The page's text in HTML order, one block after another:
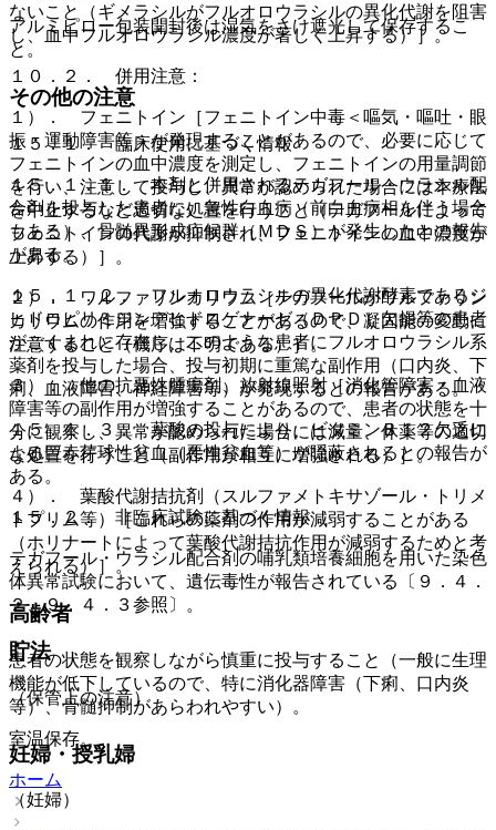
アルミピロー包装開封後は湿気をさけ遮光して保存するこ
と。
その他の注意
１５．１． 臨床使用に基づく情報
１５．１．１． 本剤と併用されるテガフール・ウラシル配
合剤を投与した患者に、急性白血病（前白血病相を伴う場合
もある）、骨髄異形成症候群（ＭＤＳ）が発生したとの報告
がある。
１５．１．２． フルオロウラシルの異化代謝酵素であるジ
ヒドロピリミジンデヒドロゲナーゼ（ＤＰＤ）欠損等の患者
がごくまれに存在し、このような患者にフルオロウラシル系
薬剤を投与した場合、投与初期に重篤な副作用（口内炎、下
痢、血液障害、神経障害等）が発現するとの報告がある。
１５．１．３． 葉酸の投与により、ビタミンＢ１２欠乏に
よる巨赤芽球性貧血（悪性貧血等）が隠蔽されるとの報告が
ある。
１５．２． 非臨床試験に基づく情報
テガフール・ウラシル配合剤の哺乳類培養細胞を用いた染色
体異常試験において、遺伝毒性が報告されている〔９．４．
２、９．４．３参照〕。
貯法
（保管上の注意）
室温保存。
ホーム
ないこと（ギメラシルがフルオロウラシルの異化代謝を阻害
し、血中フルオロウラシル濃度が著しく上昇する）］。
１０．２． 併用注意：
１）． フェニトイン［フェニトイン中毒＜嘔気・嘔吐・眼
振・運動障害等＞が発現することがあるので、必要に応じて
フェニトインの血中濃度を測定し、フェニトインの用量調節
を行い、注意して投与し、異常が認められた場合には本療法
を中止するなど適切な処置を行うこと（テガフールによって
フェニトインの代謝が抑制され、フェニトインの血中濃度が
上昇する）］。
２）． ワルファリンカリウム［テガフールがワルファリン
カリウムの作用を増強することがあるので、凝固能の変動に
注意すること（機序は不明である）］。
３）． 他の抗悪性腫瘍剤、放射線照射［消化管障害・血液
障害等の副作用が増強することがあるので、患者の状態を十
分に観察し、異常が認められた場合には減量、休薬等の適切
な処置を行うこと（副作用が相互に増強される）］。
４）． 葉酸代謝拮抗剤（スルファメトキサゾール・トリメ
トプリム等）［これらの薬剤の作用が減弱することがある
（ホリナートによって葉酸代謝拮抗作用が減弱するためと考
えられる）］。
高齢者
患者の状態を観察しながら慎重に投与すること（一般に生理
機能が低下しているので、特に消化器障害（下痢、口内炎
等）、骨髄抑制があらわれやすい）。
妊婦・授乳婦
（妊婦）